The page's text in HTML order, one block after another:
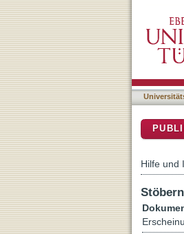
Hilfe und
Stöbern